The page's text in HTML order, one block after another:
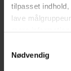
tilpasset
lave
tilbage eller
Nødvendig